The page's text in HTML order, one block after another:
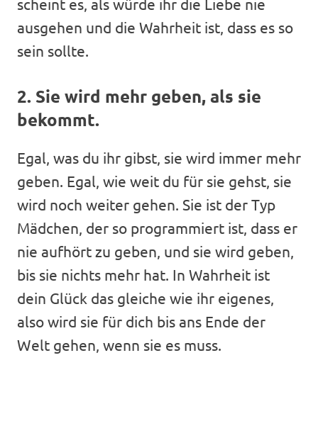
ausgehen und die Wahrheit ist, dass es so
sein sollte.
2. Sie wird mehr geben, als sie
bekommt.
Egal, was du ihr gibst, sie wird immer mehr
geben. Egal, wie weit du für sie gehst, sie
wird noch weiter gehen. Sie ist der Typ
Mädchen, der so programmiert ist, dass er
nie aufhört zu geben, und sie wird geben,
bis sie nichts mehr hat. In Wahrheit ist
dein Glück das gleiche wie ihr eigenes,
also wird sie für dich bis ans Ende der
Welt gehen, wenn sie es muss.